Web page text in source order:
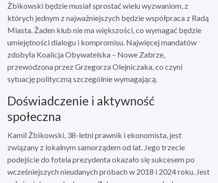
Żbikowski będzie musiał sprostać wielu wyzwaniom, z
których jednym z najważniejszych będzie współpraca z Radą
Miasta. Żaden klub nie ma większości, co wymagać będzie
umiejętności dialogu i kompromisu. Najwięcej mandatów
zdobyła Koalicja Obywatelska – Nowe Zabrze,
przewodzona przez Grzegorza Olejniczaka, co czyni
sytuację polityczną szczególnie wymagającą.
Doświadczenie i aktywność
społeczna
Kamil Żbikowski, 38-letni prawnik i ekonomista, jest
związany z lokalnym samorządem od lat. Jego trzecie
podejście do fotela prezydenta okazało się sukcesem po
wcześniejszych nieudanych próbach w 2018 i 2024 roku. Jest